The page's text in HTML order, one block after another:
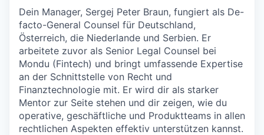
TEAM
IDEAS
EVENTS
Dein Manager, Sergej Peter Braun, fungiert als De-
facto-General Counsel für Deutschland,
Österreich, die Niederlande und Serbien. Er
arbeitete zuvor als Senior Legal Counsel bei
Mondu (Fintech) und bringt umfassende Expertise
an der Schnittstelle von Recht und
Finanztechnologie mit. Er wird dir als starker
Mentor zur Seite stehen und dir zeigen, wie du
operative, geschäftliche und Produktteams in allen
rechtlichen Aspekten effektiv unterstützen kannst.